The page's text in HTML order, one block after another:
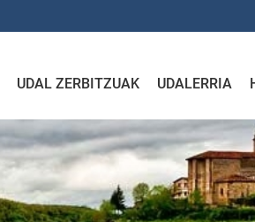
UDAL ZERBITZUAK UDALERRIA